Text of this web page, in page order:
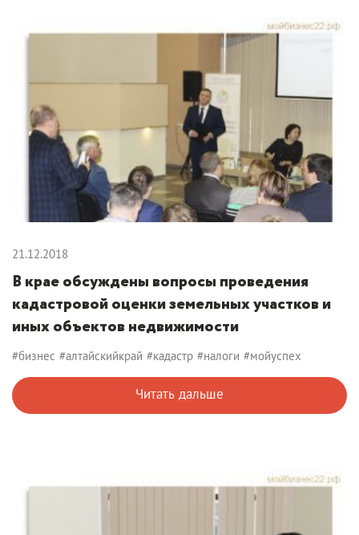
21.12.2018
В крае обсуждены вопросы проведения
кадастровой оценки земельных участков и
иных объектов недвижимости
#бизнес #алтайскийкрай #кадастр #налоги #мойуспех
Читать дальше